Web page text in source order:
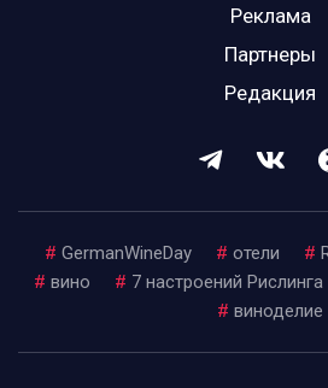
Реклама
Партнеры
Редакция
# GermanWineDay # отели #
# вино # 7 настроений Рислинга
# виноделие